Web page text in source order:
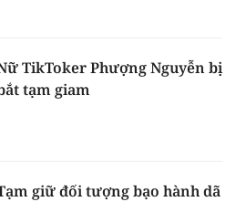
TikToker Phượng Nguyễn bị
tạm giam
giữ đối tượng bạo hành dã